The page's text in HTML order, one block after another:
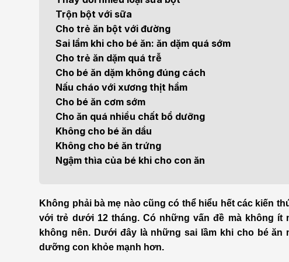
Thẩm mỹ
Tiêu hóa - Gan - Mật
Nội Tiết
Cấp cứu - Hồi sức tích
cực
Trộn bột với sữa
Cho trẻ ăn bột với đường
Sai lầm khi cho bé ăn: ăn dặm quá sớm
Cho trẻ ăn dặm quá trễ
Cho bé ăn dặm không đúng cách
Nấu cháo với xương thịt hầm
Cho bé ăn cơm sớm
Cho ăn quá nhiều chất bổ dưỡng
Không cho bé ăn dầu
Không cho bé ăn trứng
Ngậm thìa của bé khi cho con ăn
Không phải bà mẹ nào cũng có thể hiểu hết các kiến
với trẻ dưới 12 tháng. Có những vấn đề mà không
không nên. Dưới đây là những sai lầm khi cho bé ăn
dưỡng con khỏe mạnh hơn.